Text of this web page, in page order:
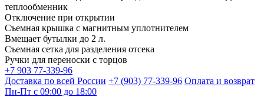
теплообменник
Отключение при открытии
Съемная крышка с магнитным уплотнителем
Вмещает бутылки до 2 л.
Съемная сетка для разделения отсека
Ручки для переноски с торцов
+7 903 77-339-96
Доставка по всей России +7 (903) 77-339-96 Оплата и возврат
Пн-Пт с 09:00 до 18:00